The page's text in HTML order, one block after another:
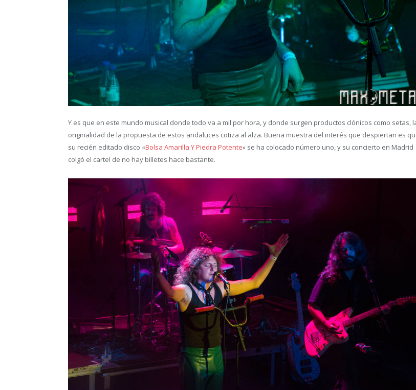
Y es que en este mundo musical donde todo va a mil por hora, y donde surgen productos clónicos como setas,
originalidad de la propuesta de estos andaluces cotiza al alza. Buena muestra del interés que despiertan es
su recién editado disco «Bolsa Amarilla Y Piedra Potente» se ha colocado número uno, y su concierto en Madrid
colgó el cartel de no hay billetes hace bastante.